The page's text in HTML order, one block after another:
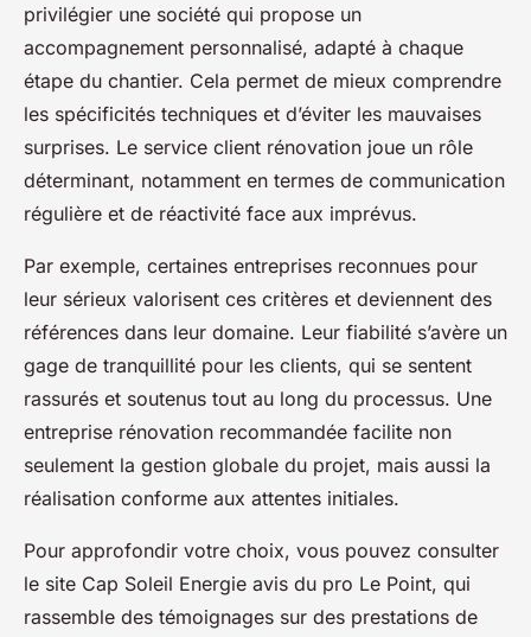
privilégier une société qui propose un
accompagnement personnalisé, adapté à chaque
étape du chantier. Cela permet de mieux comprendre
les spécificités techniques et d’éviter les mauvaises
surprises. Le service client rénovation joue un rôle
déterminant, notamment en termes de communication
régulière et de réactivité face aux imprévus.
Par exemple, certaines entreprises reconnues pour
leur sérieux valorisent ces critères et deviennent des
références dans leur domaine. Leur fiabilité s’avère un
gage de tranquillité pour les clients, qui se sentent
rassurés et soutenus tout au long du processus. Une
entreprise rénovation recommandée facilite non
seulement la gestion globale du projet, mais aussi la
réalisation conforme aux attentes initiales.
Pour approfondir votre choix, vous pouvez consulter
le site Cap Soleil Energie avis du pro Le Point, qui
rassemble des témoignages sur des prestations de